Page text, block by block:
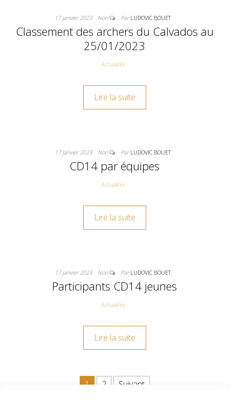
17 janvier 2023 Non ParLUDOVIC BOUET
Classement des archers du Calvados au
25/01/2023
Actualités
Lire la suite
17 janvier 2023 Non ParLUDOVIC BOUET
CD14 par équipes
Actualités
Lire la suite
17 janvier 2023 Non ParLUDOVIC BOUET
Participants CD14 jeunes
Actualités
Lire la suite
Pagination des publications
1 2 Suivant